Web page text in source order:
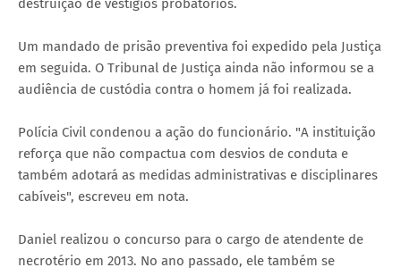
destruição de vestígios probatórios.
Um mandado de prisão preventiva foi expedido pela Justiça
em seguida. O Tribunal de Justiça ainda não informou se a
audiência de custódia contra o homem já foi realizada.
Polícia Civil condenou a ação do funcionário. "A instituição
reforça que não compactua com desvios de conduta e
também adotará as medidas administrativas e disciplinares
cabíveis", escreveu em nota.
Daniel realizou o concurso para o cargo de atendente de
necrotério em 2013. No ano passado, ele também se